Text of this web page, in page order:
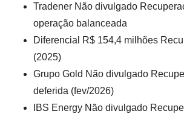
Tradener Não divulgado
operação balanceada
Diferencial R$ 154,4 milhões
(2025)
Grupo Gold Não divulgado
deferida (fev/2026)
IBS Energy Não divulgado